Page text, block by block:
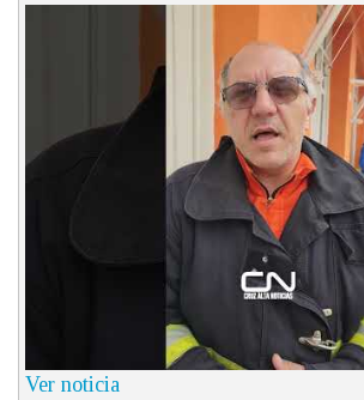
Ver noticia